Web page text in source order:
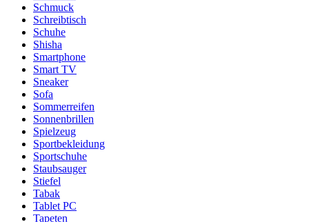
Schmuck
Schreibtisch
Schuhe
Shisha
Smartphone
Smart TV
Sneaker
Sofa
Sommerreifen
Sonnenbrillen
Spielzeug
Sportbekleidung
Sportschuhe
Staubsauger
Stiefel
Tabak
Tablet PC
Tapeten